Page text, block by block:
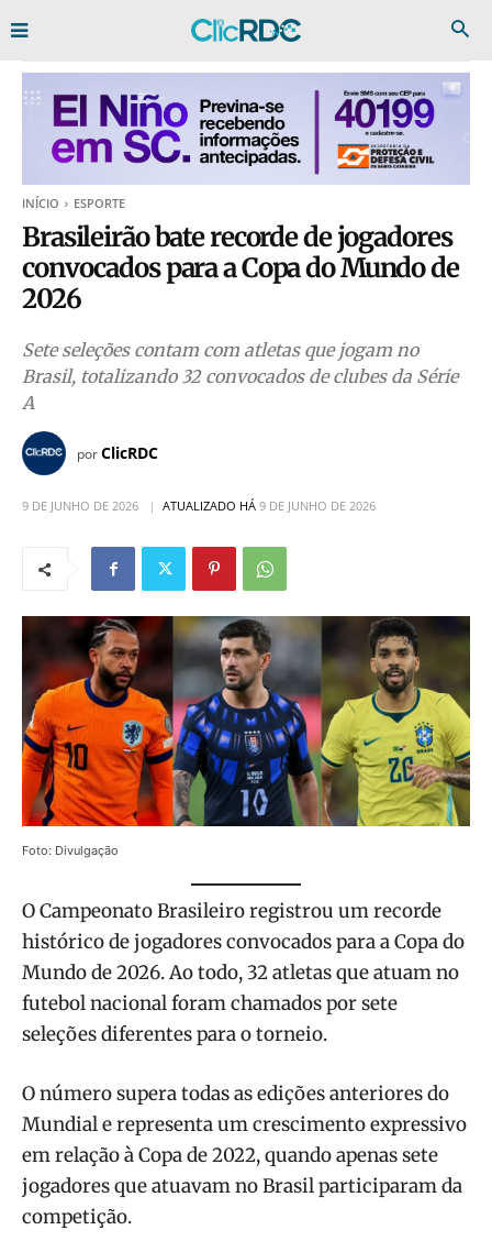
INÍCIO ESPORTE
Brasileirão bate recorde de jogadores
convocados para a Copa do Mundo de
2026
Sete seleções contam com atletas que jogam no
Brasil, totalizando 32 convocados de clubes da Série
A
porClicRDC
9 DE JUNHO DE 2026 ATUALIZADO HÁ 9 DE JUNHO DE 2026
Foto: Divulgação
O Campeonato Brasileiro registrou um recorde
histórico de jogadores convocados para a Copa do
Mundo de 2026. Ao todo, 32 atletas que atuam no
futebol nacional foram chamados por sete
seleções diferentes para o torneio.
O número supera todas as edições anteriores do
Mundial e representa um crescimento expressivo
em relação à Copa de 2022, quando apenas sete
jogadores que atuavam no Brasil participaram da
competição.